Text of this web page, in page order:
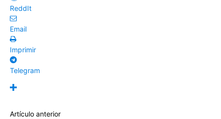
ReddIt
Email
Imprimir
Telegram
Artículo anterior